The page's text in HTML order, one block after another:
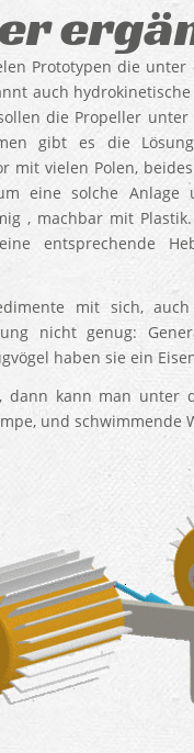
Prototypen die
auch
die Propeller
gibt es die
mit vielen Polen,
eine solche
, machbar mit
entsprechende
mit sich,
nicht genug:
haben sie ein
dann kann man unter
und schwimmende